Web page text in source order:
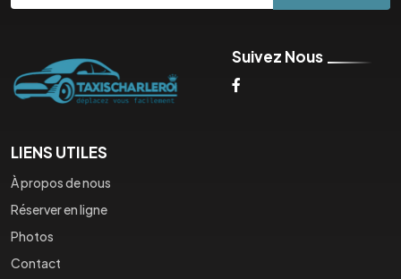
Suivez Nous
LIENS UTILES
À propos de nous
Réserver en ligne
Photos
Contact